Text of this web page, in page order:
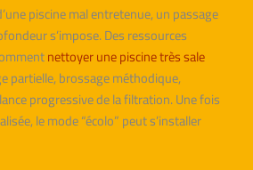
piscine mal entretenue, un passage
s’impose. Des ressources
nettoyer une piscine très sale
partielle, brossage méthodique,
progressive de la filtration. Une fois
le mode “écolo” peut s’installer